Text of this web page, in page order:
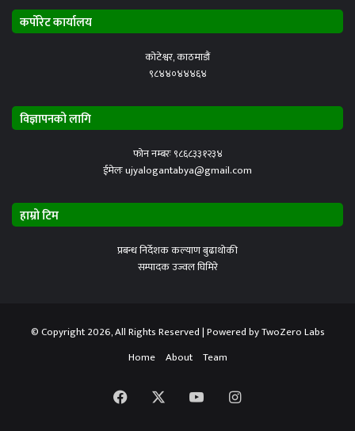
कर्पोरेट कार्यालय
कोटेश्वर, काठमाडौं
९८४४०४४४६४
विज्ञापनको लागि
फोन नम्बरः ९८६८३३१२३४
ईमेलः ujyalogantabya@gmail.com
हाम्रो टिम
प्रबन्ध निर्देशक कल्याण बुढाथोकी
सम्पादक उज्वल घिमिरे
© Copyright 2026, All Rights Reserved | Powered byTwoZero Labs
Home
About Team
Facebook YouTubeInstagram